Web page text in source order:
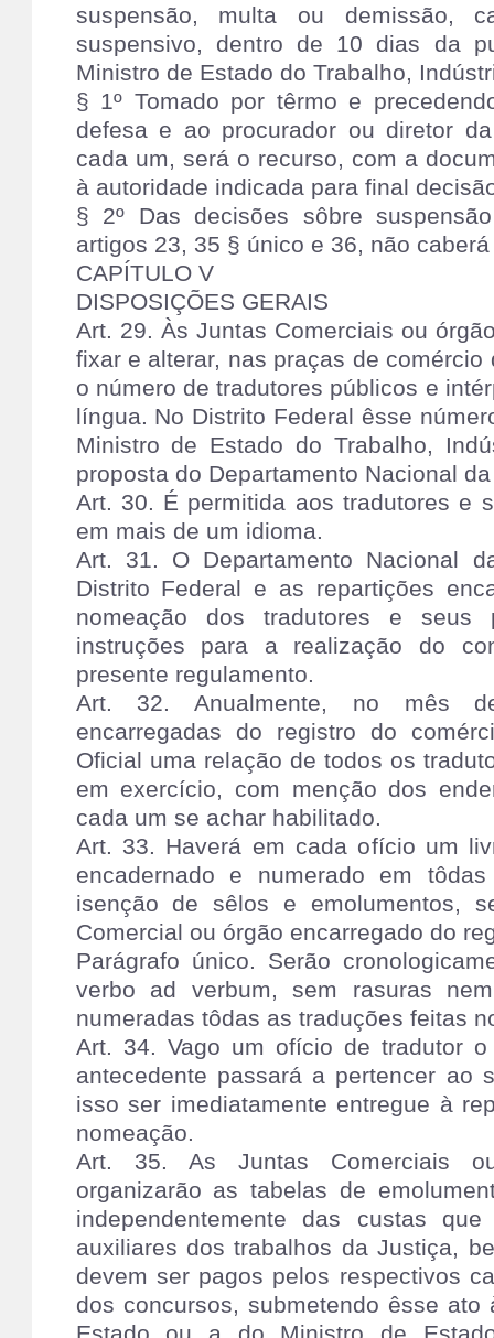
suspensão, multa ou demissão,
suspensivo, dentro de 10 dias da
Ministro de Estado do Trabalho,
§ 1º Tomado por têrmo e
defesa e ao procurador ou diretor
cada um, será o recurso, com a
à autoridade indicada para final
§ 2º Das decisões sôbre
artigos 23, 35 § único e 36, não
CAPÍTULO V
DISPOSIÇÕES GERAIS
Art. 29. Às Juntas Comerciais ou
fixar e alterar, nas praças de
o número de tradutores públicos e
língua. No Distrito Federal êsse
Ministro de Estado do Trabalho,
proposta do Departamento Nacional
Art. 30. É permitida aos tradutores e
em mais de um idioma.
Art. 31. O Departamento Nacional
Distrito Federal e as repartições
nomeação dos tradutores e seus
instruções para a realização do
presente regulamento.
Art. 32. Anualmente, no mês
encarregadas do registro do
Oficial uma relação de todos os
em exercício, com menção dos
cada um se achar habilitado.
Art. 33. Haverá em cada ofício um
encadernado e numerado em
isenção de sêlos e emolumentos,
Comercial ou órgão encarregado do
Parágrafo único. Serão
verbo ad verbum, sem rasuras
numeradas tôdas as traduções feitas
Art. 34. Vago um ofício de tradutor
antecedente passará a pertencer ao
isso ser imediatamente entregue à
nomeação.
Art. 35. As Juntas Comerciais
organizarão as tabelas de
independentemente das custas
auxiliares dos trabalhos da Justiça,
devem ser pagos pelos respectivos
dos concursos, submetendo êsse